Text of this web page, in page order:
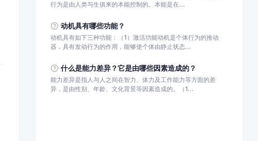
行为是由人类与生俱来的本能控制的。本能是在...
动机具有哪些功能？
动机具有如下三种功能：（1）激活功能动机是个体行为的推动
器，具有发动行为的作用，能够使个体由静止状态...
什么是能力差异？它是由哪些因素造成的？
能力差异是指人与人之间在智力、体力及工作能力等方面的差
异，是由性别、年龄、文化背景等因素造成的。（1...